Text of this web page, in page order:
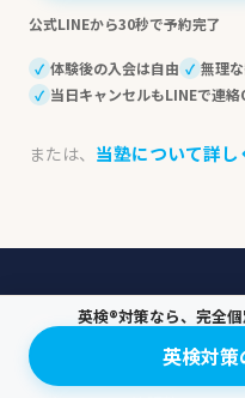
公式LINEから30秒で予約完了
✓ 体験後の入会は自由 ✓ 無理
✓ 当日キャンセルもLINEで連絡
または、 当塾について詳し
英検®合格への最短ルートを
英検®対策なら、完全個
英検対策